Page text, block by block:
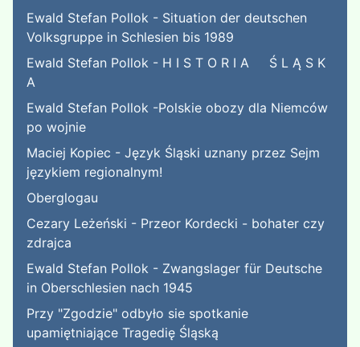
Ewald Stefan Pollok - Situation der deutschen
Volksgruppe in Schlesien bis 1989
Ewald Stefan Pollok - H I S T O R I A Ś L Ą S K
A
Ewald Stefan Pollok -Polskie obozy dla Niemców
po wojnie
Maciej Kopiec - Język Śląski uznany przez Sejm
językiem regionalnym!
Oberglogau
Cezary Leżeński - Przeor Kordecki - bohater czy
zdrajca
Ewald Stefan Pollok - Zwangslager für Deutsche
in Oberschlesien nach 1945
Przy "Zgodzie" odbyło sie spotkanie
upamiętniające Tragedię Śląską